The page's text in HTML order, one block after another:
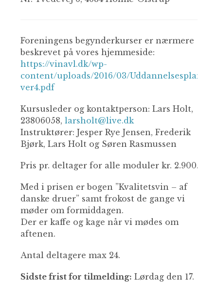
Foreningens begynderkurser er nærmere
beskrevet på vores hjemmeside:
https://vinavl.dk/wp-
content/uploads/2016/03/Uddannelsesplan-
ver4.pdf
Kursusleder og kontaktperson: Lars Holt,
23806058,larsholt@live.dk
Instruktører: Jesper Rye Jensen, Frederik
Bjørk, Lars Holt og Søren Rasmussen
Pris pr. deltager for alle moduler kr. 2.900.
Med i prisen er bogen ”Kvalitetsvin – af
danske druer” samt frokost de gange vi
møder om formiddagen.
Der er kaffe og kage når vi mødes om
aftenen.
Antal deltagere max 24.
Sidste frist for tilmelding: Lørdag den 17.